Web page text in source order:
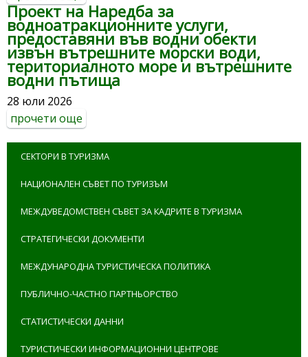
изискванията за безопасност на
атракционите услуги с увеселителни
съоръжения – източник на повишена
опасност
Проект на Наредба за
водноатракционните услуги,
предоставяни във водни обекти
извън вътрешните морски води,
териториалното море и вътрешните
водни пътища
28 юли 2026
прочети още
водноатракционните услуги,
предоставяни във водни обекти извън
вътрешните морски води,
водни пътища
СЕКТОРИ В ТУРИЗМА
НАЦИОНАЛЕН СЪВЕТ ПО ТУРИЗЪМ
МЕЖДУВЕДОМСТВЕН СЪВЕТ ЗА КАДРИТЕ В ТУРИЗМА
СТРАТЕГИЧЕСКИ ДОКУМЕНТИ
МЕЖДУНАРОДНА ТУРИСТИЧЕСКА ПОЛИТИКА
ПУБЛИЧНО-ЧАСТНО ПАРТНЬОРСТВО
СТАТИСТИЧЕСКИ ДАННИ
ТУРИСТИЧЕСКИ ИНФОРМАЦИОННИ ЦЕНТРОВЕ